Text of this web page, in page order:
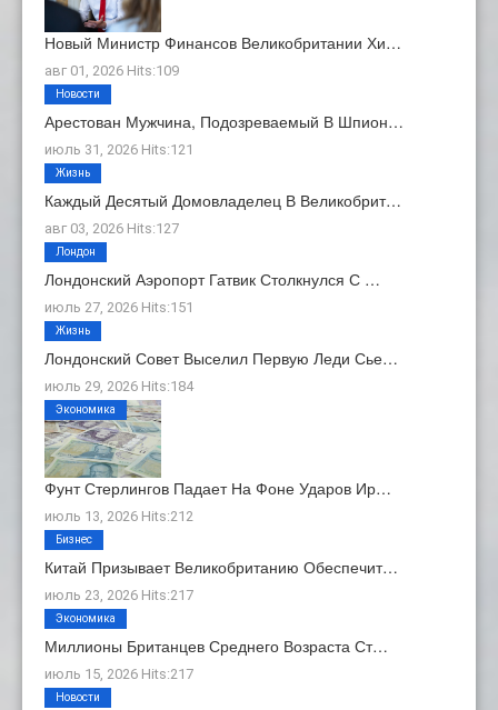
Новый Министр Финансов Великобритании Хи…
авг 01, 2026 Hits:109
Арестован Мужчина, Подозреваемый В Шпион…
июль 31, 2026 Hits:121
Новости
Каждый Десятый Домовладелец В Великобрит…
авг 03, 2026 Hits:127
Жизнь
Лондонский Аэропорт Гатвик Столкнулся С …
июль 27, 2026 Hits:151
Лондон
Лондонский Совет Выселил Первую Леди Сье…
июль 29, 2026 Hits:184
Жизнь
Фунт Стерлингов Падает На Фоне Ударов Ир…
июль 13, 2026 Hits:212
Экономика
Китай Призывает Великобританию Обеспечит…
июль 23, 2026 Hits:217
Бизнес
Миллионы Британцев Среднего Возраста Ст…
июль 15, 2026 Hits:217
Экономика
Новости